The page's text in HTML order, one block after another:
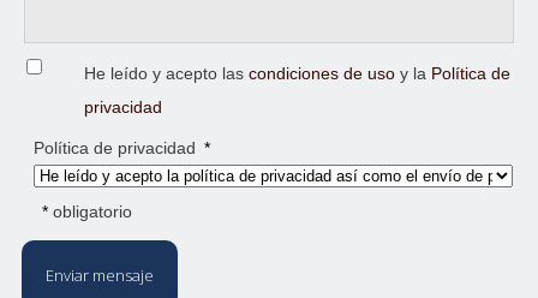
He leído y acepto lascondiciones de uso y la Política de
privacidad
Política de privacidad *
* obligatorio
Enviar mensaje